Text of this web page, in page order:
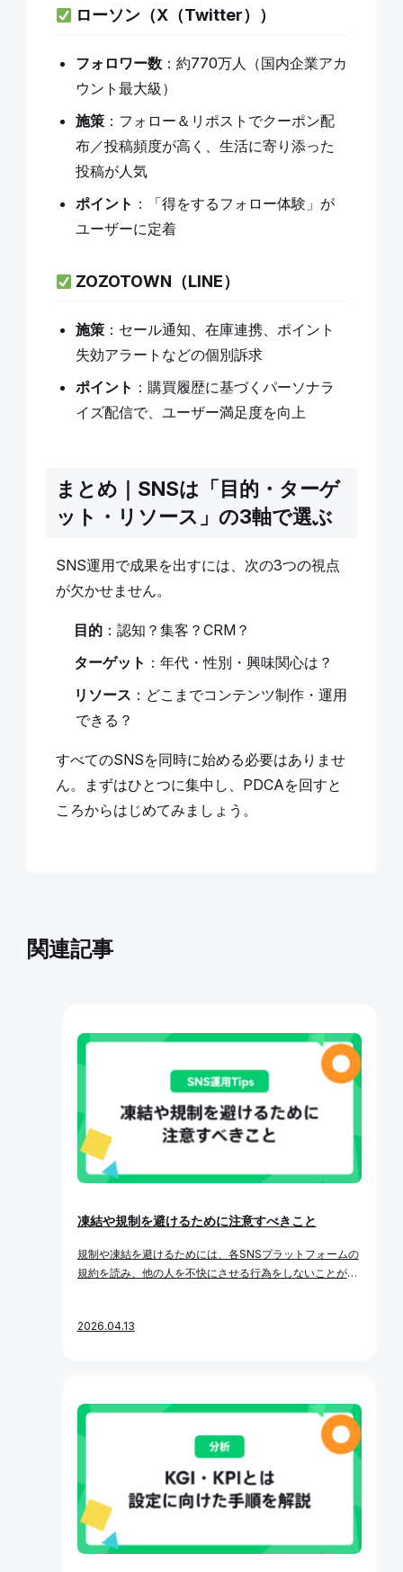
ローソン（X（Twitter））
フォロワー数：約770万人（国内企業アカ
ウント最大級）
施策：フォロー＆リポストでクーポン配
布／投稿頻度が高く、生活に寄り添った
投稿が人気
ポイント ：「得をするフォロー体験」が
ユーザーに定着
ZOZOTOWN（LINE）
施策：セール通知、在庫連携、ポイント
失効アラートなどの個別訴求
ポイント ：購買履歴に基づくパーソナラ
イズ配信で、ユーザー満足度を向上
まとめ｜SNSは「目的・ターゲ
ット・リソース」の3軸で選ぶ
SNS運用で成果を出すには、次の3つの視点
が欠かせません。
目的：認知？集客？CRM？
ターゲット ：年代・性別・興味関心は？
リソース ：どこまでコンテンツ制作・運用
できる？
すべてのSNSを同時に始める必要はありませ
ん。まずはひとつに集中し、PDCAを回すと
ころからはじめてみましょう。
関連記事
凍結や規制を避けるために注意すべきこと
規制や凍結を避けるためには、各SNSプラットフォームの
規約を読み、他の人を不快にさせる行為をしないことが重
4. 携帯電話番号の登録 5. SocialDogとユーザーの関係に
book、Instagram、およびThreads利用に関するルール
をご確認ください。 フォロー・フォロー解除 投稿 携帯電
話番号の登録 SocialDogとユーザーの関係について ルー
ルにもある通り、ユーザーが自らのアカウントで行った行
為の責任、またはアカウントに関連付けられているアプリ
ケーションが実行した操作の責任は、最終的にユーザー本
人が負うことになります。 SocialDogでは、ユーザーの操
作にのみもとづいてフォローや投稿などを行います。Soci
alDogを経由して行う投稿の操作についても、 各SNSプラ
2026.04.13